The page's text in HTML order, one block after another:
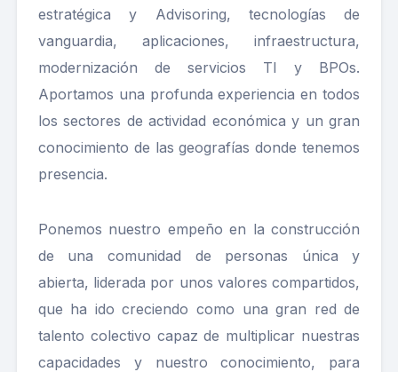
estratégica y Advisoring, tecnologías de
vanguardia, aplicaciones, infraestructura,
modernización de servicios TI y BPOs.
Aportamos una profunda experiencia en todos
los sectores de actividad económica y un gran
conocimiento de las geografías donde tenemos
presencia.
Ponemos nuestro empeño en la construcción
de una comunidad de personas única y
abierta, liderada por unos valores compartidos,
que ha ido creciendo como una gran red de
talento colectivo capaz de multiplicar nuestras
capacidades y nuestro conocimiento, para